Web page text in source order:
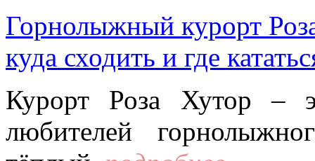
Горнолыжный курорт
куда сходить и где
Курорт Роза Хутор –
любителей